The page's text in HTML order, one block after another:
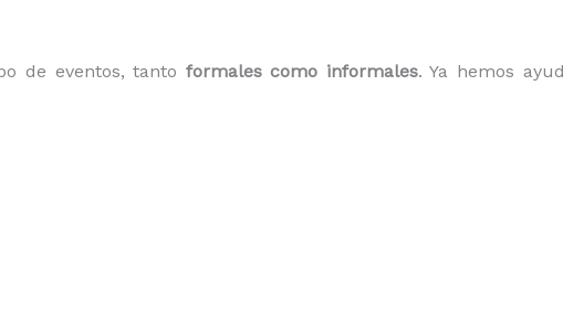
de eventos, tanto formales como informales. Ya hemos